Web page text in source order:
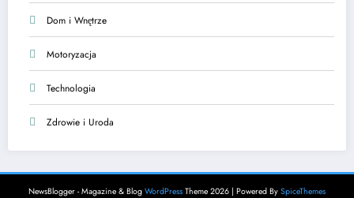
Dom i Wnętrze
Motoryzacja
Technologia
Zdrowie i Uroda
NewsBlogger - Magazine & Blog WordPress Theme 2026 | Powered By SpiceThemes